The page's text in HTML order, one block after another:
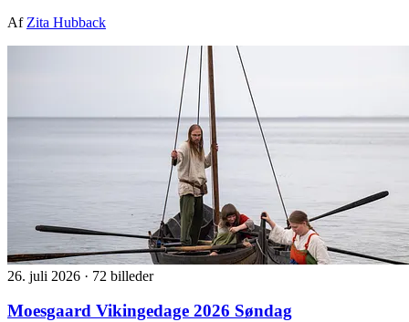
Af Zita Hubback
26. juli 2026 · 72 billeder
Moesgaard Vikingedage 2026 Søndag